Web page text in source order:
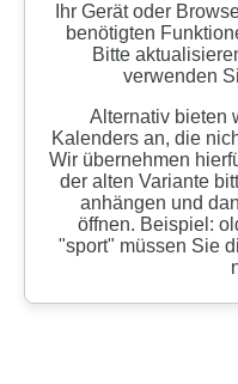
Ihr Gerät oder
benötigten
Bitte
verwenden
Alternativ bieten
Kalenders an, die
Wir übernehmen
der alten Variante
anhängen und
öffnen. Beispiel:
"sport" müssen Sie